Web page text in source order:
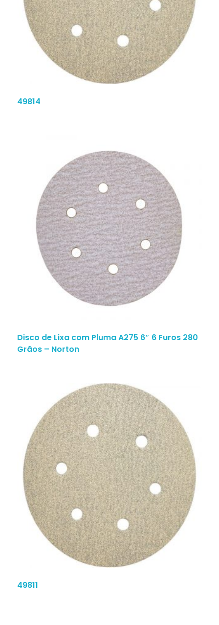
49814
Disco de Lixa com Pluma A275 6″ 6 Furos 280
Grãos – Norton
49811